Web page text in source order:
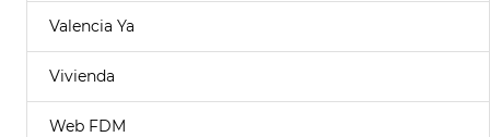
Valencia Ya
Vivienda
Web FDM